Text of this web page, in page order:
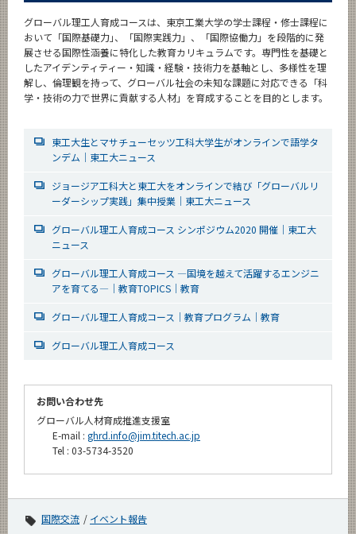
グローバル理工人育成コースは、東京工業大学の学士課程・修士課程に
おいて「国際基礎力｣、「国際実践力」、「国際協働力」を段階的に発
展させる国際性涵養に特化した教育カリキュラムです。専門性を基礎と
したアイデンティティー・知識・経験・技術力を基軸とし、多様性を理
解し、倫理観を持って、グローバル社会の未知な課題に対応できる「科
学・技術の力で世界に貢献する人材」を育成することを目的とします。
東工大生とマサチューセッツ工科大学生がオンラインで語学タ
ンデム｜東工大ニュース
ジョージア工科大と東工大をオンラインで結び「グローバルリ
ーダーシップ実践」集中授業｜東工大ニュース
グローバル理工人育成コース シンポジウム2020 開催｜東工大
ニュース
グローバル理工人育成コース ―国境を越えて活躍するエンジニ
アを育てる―｜教育TOPICS｜教育
グローバル理工人育成コース｜教育プログラム｜教育
グローバル理工人育成コース
お問い合わせ先
グローバル人材育成推進支援室
E-mail : ghrd.info@jim.titech.ac.jp
Tel : 03-5734-3520
国際交流
イベント報告